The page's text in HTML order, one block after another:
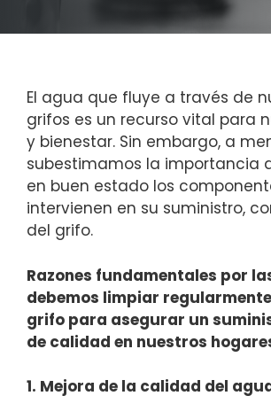
El agua que fluye a través de
grifos es un recurso vital para
y bienestar. Sin embargo, a
subestimamos la importancia
en buen estado los
intervienen en su suministro,
del grifo.
Razones fundamentales por
debemos limpiar
grifo para asegurar un
de calidad en nuestros
1. Mejora de la calidad del